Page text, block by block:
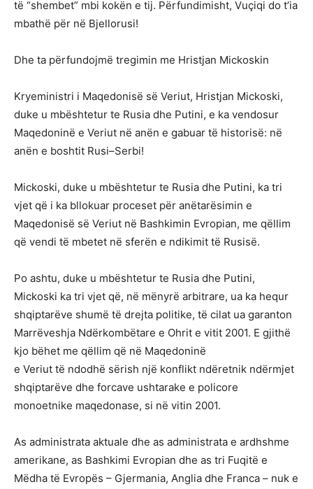
të “shembet” mbi kokën e tij. Përfundimisht, Vuçiqi do t’ia
mbathë për në Bjellorusi!
Dhe ta përfundojmë tregimin me Hristjan Mickoskin
Kryeministri i Maqedonisë së Veriut, Hristjan Mickoski,
duke u mbështetur te Rusia dhe Putini, e ka vendosur
Maqedoninë e Veriut në anën e gabuar të historisë: në
anën e boshtit Rusi–Serbi!
Mickoski, duke u mbështetur te Rusia dhe Putini, ka tri
vjet që i ka bllokuar proceset për anëtarësimin e
Maqedonisë së Veriut në Bashkimin Evropian, me qëllim
që vendi të mbetet në sferën e ndikimit të Rusisë.
Po ashtu, duke u mbështetur te Rusia dhe Putini,
Mickoski ka tri vjet që, në mënyrë arbitrare, ua ka hequr
shqiptarëve shumë të drejta politike, të cilat ua garanton
Marrëveshja Ndërkombëtare e Ohrit e vitit 2001. E gjithë
kjo bëhet me qëllim që në Maqedoninë
e Veriut të ndodhë sërish një konflikt ndëretnik ndërmjet
shqiptarëve dhe forcave ushtarake e policore
monoetnike maqedonase, si në vitin 2001.
As administrata aktuale dhe as administrata e ardhshme
amerikane, as Bashkimi Evropian dhe as tri Fuqitë e
Mëdha të Evropës – Gjermania, Anglia dhe Franca – nuk e